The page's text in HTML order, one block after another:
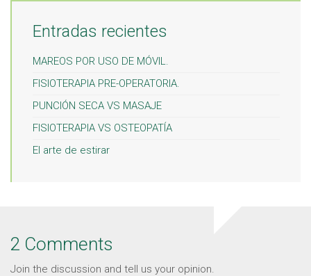
Entradas recientes
MAREOS POR USO DE MÓVIL.
FISIOTERAPIA PRE-OPERATORIA.
PUNCIÓN SECA VS MASAJE
FISIOTERAPIA VS OSTEOPATÍA
El arte de estirar
2 Comments
Join the discussion and tell us your opinion.